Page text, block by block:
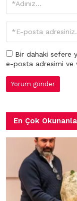
Bir dahaki sefere
e-posta adresimi ve
En Çok